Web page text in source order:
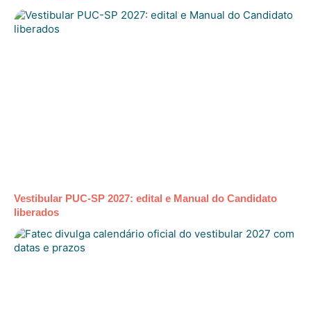
Vestibular PUC-SP 2027: edital e Manual do Candidato
liberados